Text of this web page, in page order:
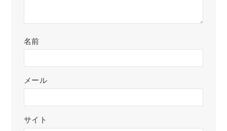
名前
メール
サイト